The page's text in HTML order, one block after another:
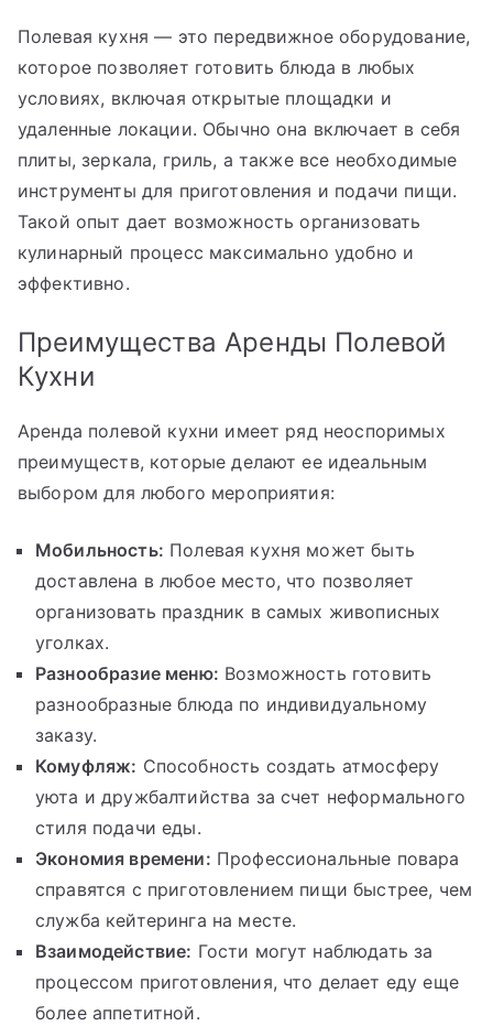
Полевая кухня — это передвижное оборудование,
которое позволяет готовить блюда в любых
условиях, включая открытые площадки и
удаленные локации. Обычно она включает в себя
плиты, зеркала, гриль, а также все необходимые
инструменты для приготовления и подачи пищи.
Такой опыт дает возможность организовать
кулинарный процесс максимально удобно и
эффективно.
Преимущества Аренды Полевой
Кухни
Аренда полевой кухни имеет ряд неоспоримых
преимуществ, которые делают ее идеальным
выбором для любого мероприятия:
Мобильность: Полевая кухня может быть
доставлена в любое место, что позволяет
организовать праздник в самых живописных
уголках.
Разнообразие меню: Возможность готовить
разнообразные блюда по индивидуальному
заказу.
Комуфляж: Способность создать атмосферу
уюта и дружбалтийства за счет неформального
стиля подачи еды.
Экономия времени: Профессиональные повара
справятся с приготовлением пищи быстрее, чем
служба кейтеринга на месте.
Взаимодействие: Гости могут наблюдать за
процессом приготовления, что делает еду еще
более аппетитной.